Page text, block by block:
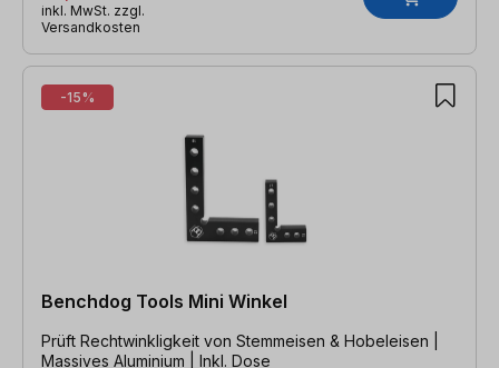
inkl. MwSt. zzgl.
Versandkosten
-15%
Benchdog Tools Mini Winkel
Prüft Rechtwinkligkeit von Stemmeisen & Hobeleisen |
Massives Aluminium | Inkl. Dose